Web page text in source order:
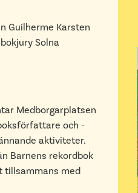
Guilherme Karsten
Solna
Medborgarplatsen
och -
aktiviteter.
Barnens rekordbok
tillsammans med